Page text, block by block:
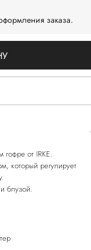
заказа.
гофре от IRKE.
который регулирует
блузой.